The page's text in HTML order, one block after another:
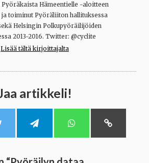
Hämeentielle -aloitteen
toiminut Pyöräliiton hallituksessa
Helsingin Polkupyöräilijöiden
2013-2016. Twitter: @cyclite
Lisää tältä kirjoittajalta
artikkeli!